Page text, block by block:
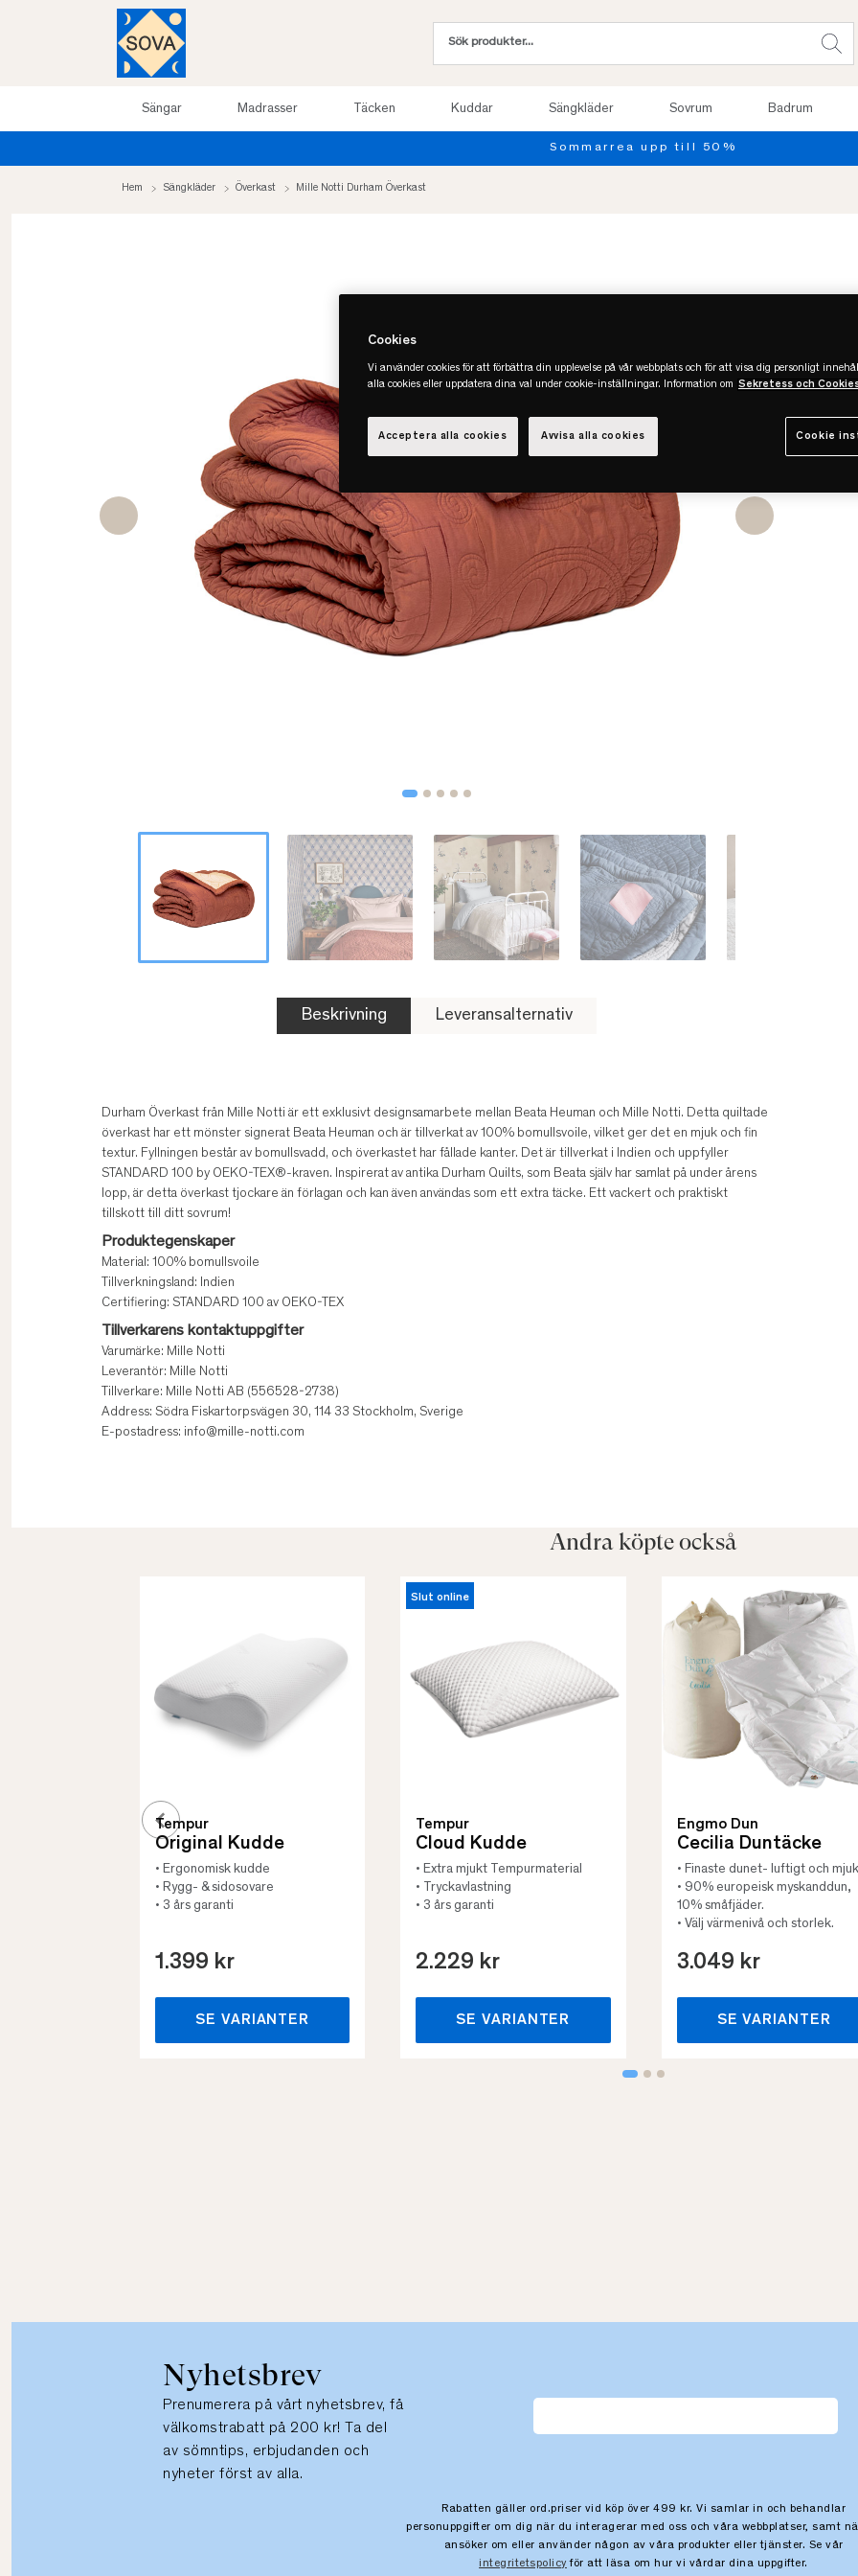
Sängar Madrasser Täcken Kuddar Sängkläder Sovrum Badrum
Hem Sängkläder Överkast Mille Notti Durham Överkast
Beskrivning Leveransalternativ
Durham Överkast från Mille Notti är ett exklusivt designsamarbete mellan Beata Heuman och Mille Notti. Detta quiltade
överkast har ett mönster signerat Beata Heuman och är tillverkat av 100% bomullsvoile, vilket ger det en mjuk och fin
textur. Fyllningen består av bomullsvadd, och överkastet har fållade kanter. Det är tillverkat i Indien och uppfyller
STANDARD 100 by OEKO-TEX®-kraven. Inspirerat av antika Durham Quilts, som Beata själv har samlat på under årens
lopp, är detta överkast tjockare än förlagan och kan även användas som ett extra täcke. Ett vackert och praktiskt
tillskott till ditt sovrum!
Produktegenskaper
Material: 100% bomullsvoile
Tillverkningsland: Indien
Certifiering: STANDARD 100 av OEKO-TEX
Tillverkarens kontaktuppgifter
Varumärke: Mille Notti
Leverantör: Mille Notti
Tillverkare: Mille Notti AB (556528-2738)
Address: Södra Fiskartorpsvägen 30, 114 33 Stockholm, Sverige
E-postadress: info@mille-notti.com
Andra köpte också
Tempur
Original Kudde
• Ergonomisk kudde
• Rygg- & sidosovare
• 3 års garanti
1.399 kr
SE VARIANTER
Slut online
Tempur
Cloud Kudde
• Extra mjukt Tempurmaterial
• Tryckavlastning
• 3 års garanti
2.229 kr
SE VARIANTER
Engmo Dun
Cecilia Duntäcke
• Finaste dunet- luftigt och
• 90% europeisk myskanddun,
10% småfjäder.
• Välj värmenivå och storlek.
3.049 kr
SE VARIANTER
Nyhetsbrev
Prenumerera på vårt nyhetsbrev, få
välkomstrabatt på 200 kr! Ta del
av sömntips, erbjudanden och
nyheter först av alla.
Rabatten gäller ord.priser vid köp över 499 kr. Vi samlar in och behandlar
personuppgifter om dig när du interagerar med oss och våra webbplatser, samt
ansöker om eller använder någon av våra produkter eller tjänster. Se vår
integritetspolicy för att läsa om hur vi vårdar dina uppgifter.
Cookies
Vi använder cookies för att förbättra din upplevelse på vår webbplats och för att visa dig personligt
alla cookies eller uppdatera dina val under cookie-inställningar. Information om Sekretess och
Cookie
Avvisa alla cookies
Acceptera alla cookies